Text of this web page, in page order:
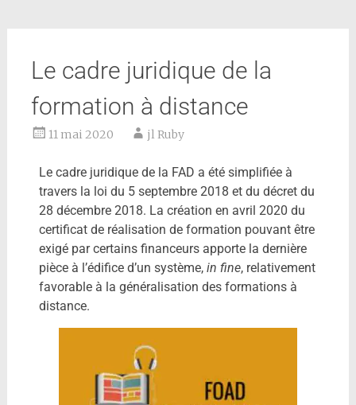
Le cadre juridique de la
formation à distance
11 mai 2020 jl Ruby
Le cadre juridique de la FAD a été simplifiée à
travers la loi du 5 septembre 2018 et du décret du
28 décembre 2018. La création en avril 2020 du
certificat de réalisation de formation pouvant être
exigé par certains financeurs apporte la dernière
pièce à l’édifice d’un système, in fine, relativement
favorable à la généralisation des formations à
distance.